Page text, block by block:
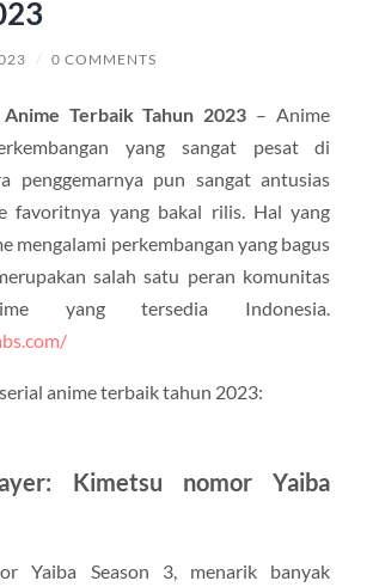
/ 0 COMMENTS
Terbaik Tahun 2023 – Anime
yang sangat pesat di
penggemarnya pun sangat antusias
favoritnya yang bakal rilis. Hal yang
mengalami perkembangan yang bagus
salah satu peran komunitas
yang tersedia Indonesia.
anime terbaik tahun 2023:
Kimetsu nomor Yaiba
Yaiba Season 3, menarik banyak